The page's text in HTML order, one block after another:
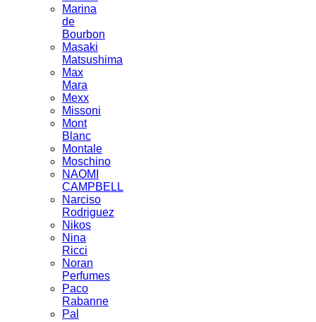
Marina
de
Bourbon
Masaki
Matsushima
Max
Mara
Mexx
Missoni
Mont
Blanc
Montale
Moschino
NAOMI
CAMPBELL
Narciso
Rodriguez
Nikos
Nina
Ricci
Noran
Perfumes
Paco
Rabanne
Pal